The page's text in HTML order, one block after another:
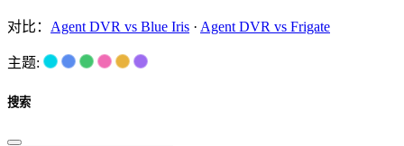
对比： Agent DVR vs Blue Iris · Agent DVR vs Frigate
主题:
搜索